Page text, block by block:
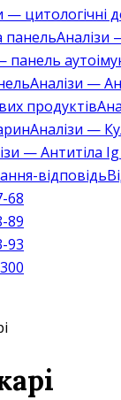
— цитологічні
панельАналізи
панель
Аналізи —
продуктів
Аналізи —
— Антитіла
відповідь
68
89
93